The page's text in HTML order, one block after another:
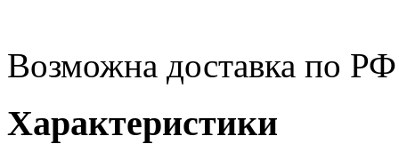
Возможна доставка по РФ
Характеристики